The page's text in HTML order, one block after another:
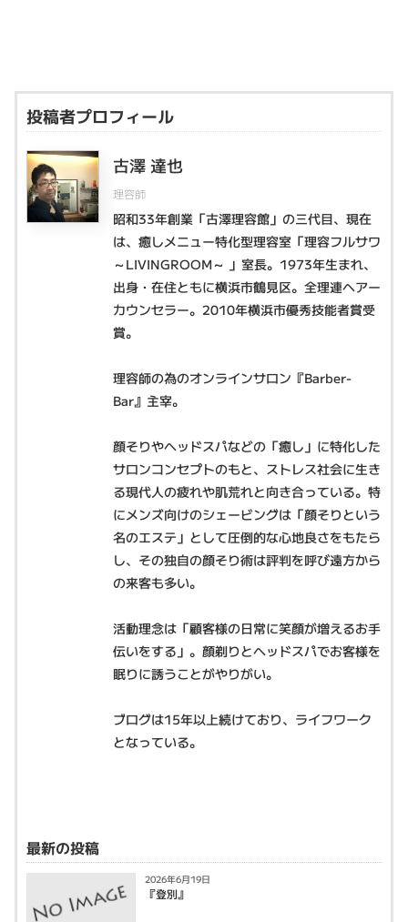
投稿者プロフィール
古澤 達也
理容師
昭和33年創業「古澤理容館」の三代目、現在
は、癒しメニュー特化型理容室「理容フルサワ
～LIVINGROOM～ 」室長。1973年生まれ、
出身・在住ともに横浜市鶴見区。全理連ヘアー
カウンセラー。2010年横浜市優秀技能者賞受
賞。
理容師の為のオンラインサロン『Barber-
Bar』主宰。
顔そりやヘッドスパなどの「癒し」に特化した
サロンコンセプトのもと、ストレス社会に生き
る現代人の疲れや肌荒れと向き合っている。特
にメンズ向けのシェービングは「顔そりという
名のエステ」として圧倒的な心地良さをもたら
し、その独自の顔そり術は評判を呼び遠方から
の来客も多い。
活動理念は「顧客様の日常に笑顔が増えるお手
伝いをする」。顔剃りとヘッドスパでお客様を
眠りに誘うことがやりがい。
ブログは15年以上続けており、ライフワーク
となっている。
最新の投稿
2026年6月19日
『登別』